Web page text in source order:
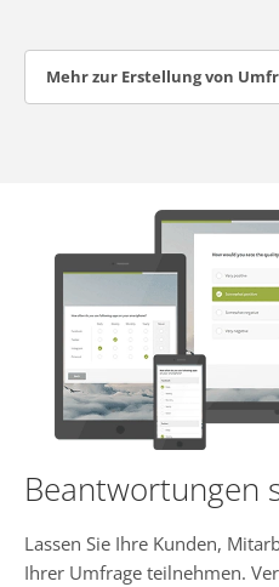
Mehr zur Erstellung von
Beantwortungen
Lassen Sie Ihre Kunden,
Ihrer Umfrage teilnehmen.